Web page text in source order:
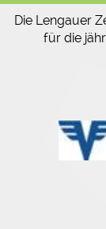
Die Lengauer
für die